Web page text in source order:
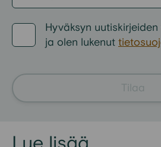
Hyväksyn uutiskirjeiden
ja olen lukenut
Tilaa